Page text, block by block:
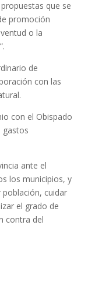
que se
promoción
o la
de
con las
con el Obispado
gastos
ante el
los municipios, y
cuidar
el grado de
contra del